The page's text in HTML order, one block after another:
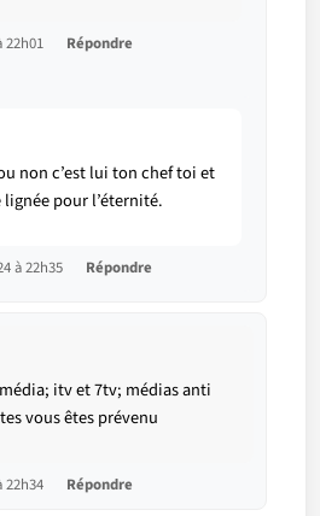
22h01 Répondre
non c’est lui ton chef toi et
pour l’éternité.
à 22h35 Répondre
itv et 7tv; médias anti
vous êtes prévenu
22h34 Répondre